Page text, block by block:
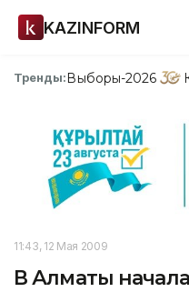
KAZINFORM
Тренды:Выборы-2026
11:43, 12 Мая 2009
В Алматы